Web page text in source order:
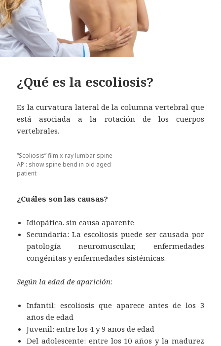
¿Qué es la escoliosis?
Es la curvatura lateral de la columna vertebral que
está asociada a la rotación de los cuerpos
vertebrales.
“Scoliosis” film x-ray lumbar spine
AP : show spine bend in old aged
patient
¿Cuáles son las causas?
Idiopática. sin causa aparente
Secundaria: La escoliosis puede ser causada por
patología neuromuscular, enfermedades
congénitas y enfermedades sistémicas.
Según la edad de aparición:
Infantil: escoliosis que aparece antes de los 3
años de edad
Juvenil: entre los 4 y 9 años de edad
Del adolescente: entre los 10 años y la madurez